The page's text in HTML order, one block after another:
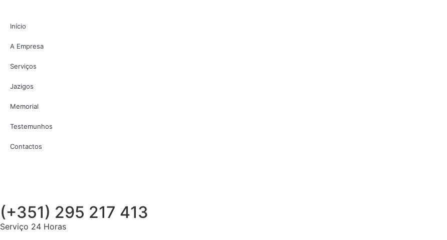
Início
A Empresa
Serviços
Jazigos
Memorial
Testemunhos
Contactos
(+351) 295 217 413
Serviço 24 Horas